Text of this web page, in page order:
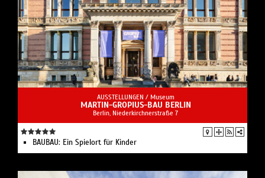
AUSSTELLUNGEN / Museum
MARTIN-GROPIUS-BAU BERLIN
Berlin, Niederkirchnerstraße 7
BAUBAU: Ein Spielort für Kinder